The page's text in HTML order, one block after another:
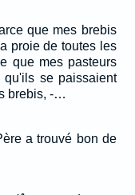
que mes brebis
proie de toutes les
que mes pasteurs
qu'ils se paissaient
brebis, -…
a trouvé bon de